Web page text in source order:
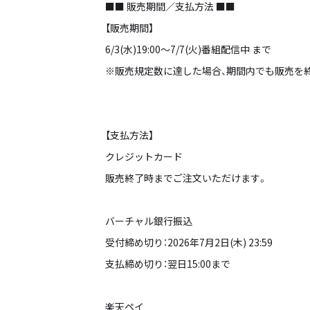
■■ 販売期間／支払方法 ■■
【販売期間】
6/3(水)19:00～7/7(火)番組配信中 まで
※販売規定数に達した場合、期間内でも販売を
【支払方法】
クレジットカード
販売終了時までご注文いただけます。
バーチャル銀行振込
受付締め切り：2026年7月2日(木) 23:59
支払締め切り：翌日15:00まで
楽天ペイ